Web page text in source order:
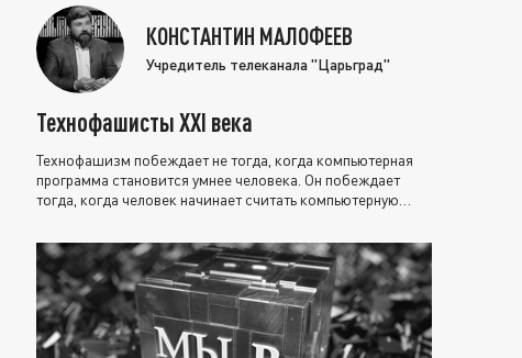
КОНСТАНТИН МАЛОФЕЕВ
Учредитель телеканала "Царьград"
Технофашисты XXI века
Технофашизм побеждает не тогда, когда компьютерная
программа становится умнее человека. Он побеждает
тогда, когда человек начинает считать компьютерную